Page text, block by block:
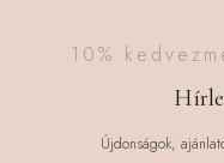
10%
Újdonságok,